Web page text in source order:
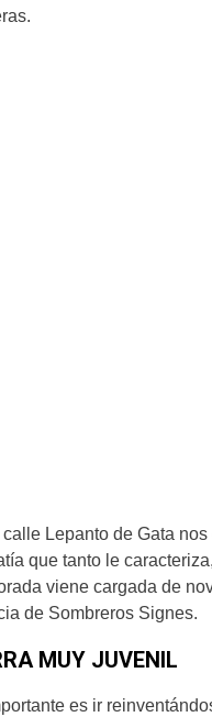
calle Lepanto de Gata
que tanto le
viene cargada de
de Sombreros Signes.
MUY JUVENIL
es ir